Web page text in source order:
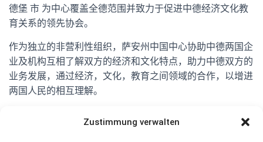
Zustimmung verwalten
德堡 市 为中心覆盖全德范围并致力于促进中德经济文化教
育关系的领先协会。
作为独立的非营利性组织，萨安州中国中心协助中德两国企
业及机构互相了解双方的经济和文化特点，助力中德双方的
业务发展，通过经济，文化，教育之间领域的合作，以增进
两国人民的相互理解。
验和信息的交流，达到共创共